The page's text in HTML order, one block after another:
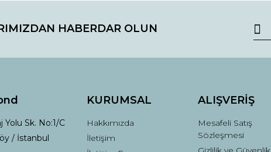
HABERDAR OLUN
Yolu Sk. No:1/C
/ İstanbul
KURUMSAL
Hakkımızda
İletişim
ALIŞVERİŞ
Mesafeli Satış
Sözleşmesi